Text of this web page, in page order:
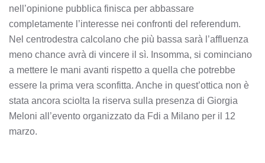
nell’opinione pubblica finisca per abbassare
completamente l’interesse nei confronti del referendum.
Nel centrodestra calcolano che più bassa sarà l’affluenza
meno chance avrà di vincere il sì. Insomma, si cominciano
a mettere le mani avanti rispetto a quella che potrebbe
essere la prima vera sconfitta. Anche in quest’ottica non è
stata ancora sciolta la riserva sulla presenza di Giorgia
Meloni all’evento organizzato da Fdi a Milano per il 12
marzo.